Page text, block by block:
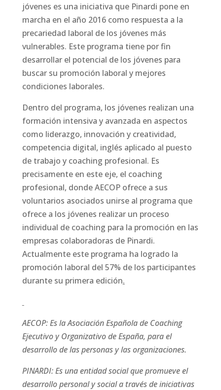
jóvenes es una iniciativa que Pinardi pone en
marcha en el año 2016 como respuesta a la
precariedad laboral de los jóvenes más
vulnerables. Este programa tiene por fin
desarrollar el potencial de los jóvenes para
buscar su promoción laboral y mejores
condiciones laborales.
Dentro del programa, los jóvenes realizan una
formación intensiva y avanzada en aspectos
como liderazgo, innovación y creatividad,
competencia digital, inglés aplicado al puesto
de trabajo y coaching profesional. Es
precisamente en este eje, el coaching
profesional, donde AECOP ofrece a sus
voluntarios asociados unirse al programa que
ofrece a los jóvenes realizar un proceso
individual de coaching para la promoción en las
empresas colaboradoras de Pinardi.
Actualmente este programa ha logrado la
promoción laboral del 57% de los participantes
durante su primera edición.
AECOP: Es la Asociación Española de Coaching
Ejecutivo y Organizativo de España, para el
desarrollo de las personas y las organizaciones.
PINARDI: Es una entidad social que promueve el
desarrollo personal y social a través de iniciativas